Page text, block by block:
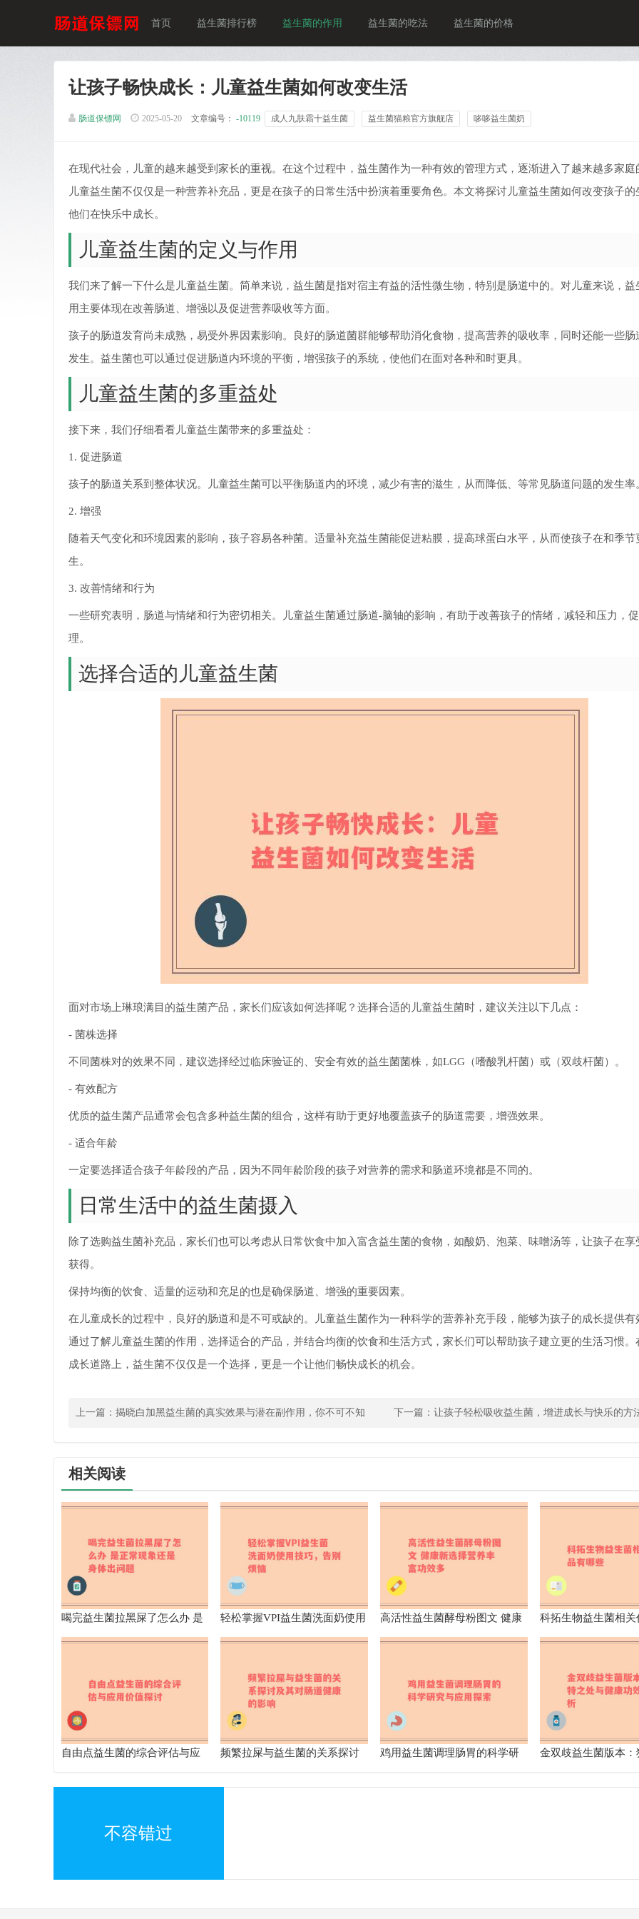
首页 益生菌排行榜 益生菌的作用 益生菌的吃法 益生菌的价格
让孩子畅快成长：儿童益生菌如何改变生活
肠道保镖网 2025-05-20 文章编号： -10119 成人九肤霜十益生菌 益生菌猫粮官方旗舰店 哆哆益生菌奶
在现代社会，儿童的越来越受到家长的重视。在这个过程中，益生菌作为一种有效的管理方式，逐渐进入了越来越多家庭
儿童益生菌不仅仅是一种营养补充品，更是在孩子的日常生活中扮演着重要角色。本文将探讨儿童益生菌如何改变孩子的
他们在快乐中成长。
儿童益生菌的定义与作用
我们来了解一下什么是儿童益生菌。简单来说，益生菌是指对宿主有益的活性微生物，特别是肠道中的。对儿童来说，益
用主要体现在改善肠道、增强以及促进营养吸收等方面。
孩子的肠道发育尚未成熟，易受外界因素影响。良好的肠道菌群能够帮助消化食物，提高营养的吸收率，同时还能一些肠
发生。益生菌也可以通过促进肠道内环境的平衡，增强孩子的系统，使他们在面对各种和时更具。
儿童益生菌的多重益处
接下来，我们仔细看看儿童益生菌带来的多重益处：
1. 促进肠道
孩子的肠道关系到整体状况。儿童益生菌可以平衡肠道内的环境，减少有害的滋生，从而降低、等常见肠道问题的发生率
2. 增强
随着天气变化和环境因素的影响，孩子容易各种菌。适量补充益生菌能促进粘膜，提高球蛋白水平，从而使孩子在和季节
生。
3. 改善情绪和行为
一些研究表明，肠道与情绪和行为密切相关。儿童益生菌通过肠道-脑轴的影响，有助于改善孩子的情绪，减轻和压力，
理。
选择合适的儿童益生菌
面对市场上琳琅满目的益生菌产品，家长们应该如何选择呢？选择合适的儿童益生菌时，建议关注以下几点：
- 菌株选择
不同菌株对的效果不同，建议选择经过临床验证的、安全有效的益生菌菌株，如LGG（嗜酸乳杆菌）或（双歧杆菌）。
- 有效配方
优质的益生菌产品通常会包含多种益生菌的组合，这样有助于更好地覆盖孩子的肠道需要，增强效果。
- 适合年龄
一定要选择适合孩子年龄段的产品，因为不同年龄阶段的孩子对营养的需求和肠道环境都是不同的。
日常生活中的益生菌摄入
除了选购益生菌补充品，家长们也可以考虑从日常饮食中加入富含益生菌的食物，如酸奶、泡菜、味噌汤等，让孩子在享
获得。
保持均衡的饮食、适量的运动和充足的也是确保肠道、增强的重要因素。
在儿童成长的过程中，良好的肠道和是不可或缺的。儿童益生菌作为一种科学的营养补充手段，能够为孩子的成长提供有
通过了解儿童益生菌的作用，选择适合的产品，并结合均衡的饮食和生活方式，家长们可以帮助孩子建立更的生活习惯。
成长道路上，益生菌不仅仅是一个选择，更是一个让他们畅快成长的机会。
上一篇： 揭晓白加黑益生菌的真实效果与潜在副作用，你不可不知 下一篇： 让孩子轻松吸收益生菌，增进成长与快乐的方
相关阅读
喝完益生菌拉黑屎了怎么办 是
正常现象还是身体出问题
轻松掌握VPI益生菌洗面奶使用
技巧，告别烦恼
高活性益生菌酵母粉图文 健康
新选择营养丰富功效多
科拓生物益生菌相
些
自由点益生菌的综合评估与应
频繁拉屎与益生菌的关系探讨
鸡用益生菌调理肠胃的科学研
金双歧益生菌版本
不容错过